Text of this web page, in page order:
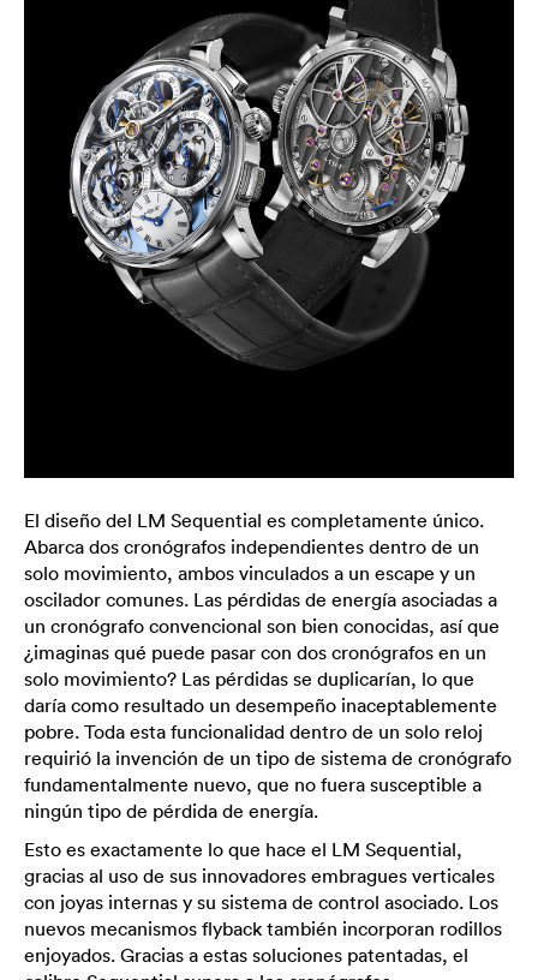
El diseño del LM Sequential es completamente único.
Abarca dos cronógrafos independientes dentro de un
solo movimiento, ambos vinculados a un escape y un
oscilador comunes. Las pérdidas de energía asociadas a
un cronógrafo convencional son bien conocidas, así que
¿imaginas qué puede pasar con dos cronógrafos en un
solo movimiento? Las pérdidas se duplicarían, lo que
daría como resultado un desempeño inaceptablemente
pobre. Toda esta funcionalidad dentro de un solo reloj
requirió la invención de un tipo de sistema de cronógrafo
fundamentalmente nuevo, que no fuera susceptible a
ningún tipo de pérdida de energía.
Esto es exactamente lo que hace el LM Sequential,
gracias al uso de sus innovadores embragues verticales
con joyas internas y su sistema de control asociado. Los
nuevos mecanismos flyback también incorporan rodillos
enjoyados. Gracias a estas soluciones patentadas, el